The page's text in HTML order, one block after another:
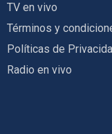
TV en vivo
Términos y
Políticas de
Radio en vivo